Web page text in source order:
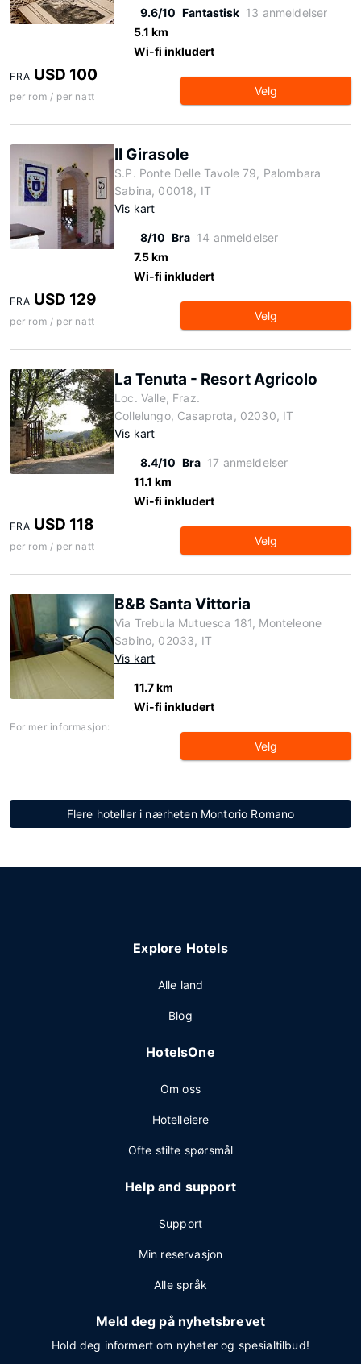
9.6/10 Fantastisk 13 anmeldelser
5.1 km
Wi-fi inkludert
FRA USD 100
per rom / per natt Velg
Il Girasole
S.P. Ponte Delle Tavole 79, Palombara
Sabina, 00018, IT
Vis kart
8/10 Bra 14 anmeldelser
7.5 km
Wi-fi inkludert
FRA USD 129
per rom / per natt Velg
La Tenuta - Resort Agricolo
Loc. Valle, Fraz.
Collelungo, Casaprota, 02030, IT
Vis kart
8.4/10 Bra 17 anmeldelser
11.1 km
Wi-fi inkludert
FRA USD 118
per rom / per natt Velg
B&B Santa Vittoria
Via Trebula Mutuesca 181, Monteleone
Sabino, 02033, IT
Vis kart
11.7 km
Wi-fi inkludert
For mer informasjon:
Velg
Flere hoteller i nærheten Montorio Romano
Explore Hotels
Alle land
Blog
HotelsOne
Om oss
Hotelleiere
Ofte stilte spørsmål
Help and support
Support
Min reservasjon
Alle språk
Meld deg på nyhetsbrevet
Hold deg informert om nyheter og spesialtilbud!